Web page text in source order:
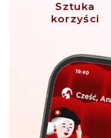
Sztuka
korzyści